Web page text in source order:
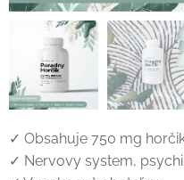
✓ Obsahuje 750 mg
✓ Nervovy system,